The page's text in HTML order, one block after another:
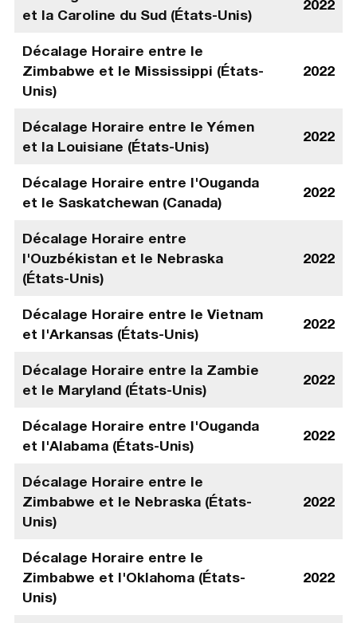
et la Caroline du Sud (États-Unis)
2022
Décalage Horaire entre le
Zimbabwe et le Mississippi (États-
Unis)
2022
Décalage Horaire entre le Yémen
et la Louisiane (États-Unis)
2022
Décalage Horaire entre l'Ouganda
et le Saskatchewan (Canada)
2022
Décalage Horaire entre
l'Ouzbékistan et le Nebraska
(États-Unis)
2022
Décalage Horaire entre le Vietnam
et l'Arkansas (États-Unis)
2022
Décalage Horaire entre la Zambie
et le Maryland (États-Unis)
2022
Décalage Horaire entre l'Ouganda
et l'Alabama (États-Unis)
2022
Décalage Horaire entre le
Zimbabwe et le Nebraska (États-
Unis)
2022
Décalage Horaire entre le
Zimbabwe et l'Oklahoma (États-
Unis)
2022